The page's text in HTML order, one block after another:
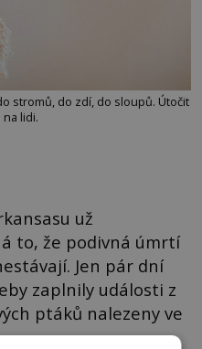
stromů, do zdí, do sloupů. Útočit
lidi.
už
to, že podivná úmrtí
Jen pár dní
zaplnily události z
ptáků nalezeny ve